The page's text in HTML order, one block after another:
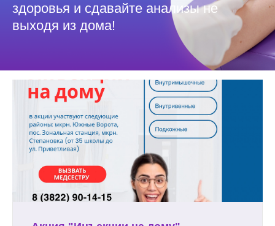
здоровья и сдавайте анализы не
выходя из дома!